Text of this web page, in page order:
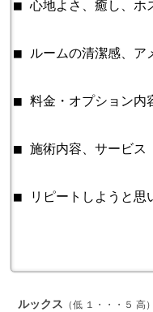
ルックス （低 １・・・５ 高）